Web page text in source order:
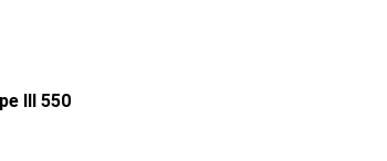
III 550